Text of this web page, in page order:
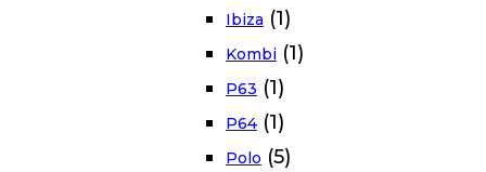
Ibiza (1)
Kombi (1)
P63 (1)
P64 (1)
Polo (5)